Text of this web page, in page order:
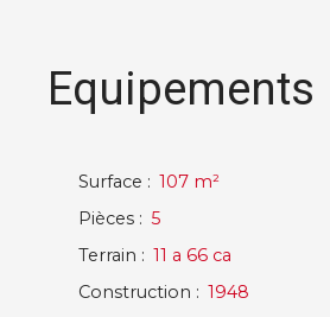
Equipements
Surface : 107 m²
Pièces : 5
Terrain : 11 a 66 ca
Construction : 1948